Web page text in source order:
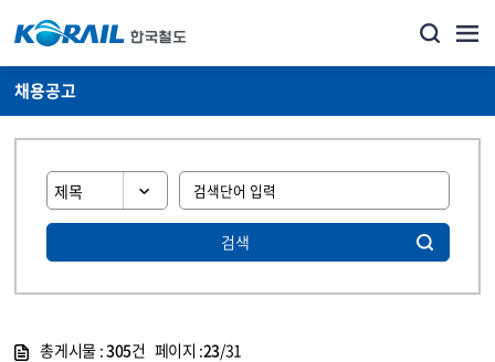
채용공고
검색
총게시물 :305건 페이지 :23/31